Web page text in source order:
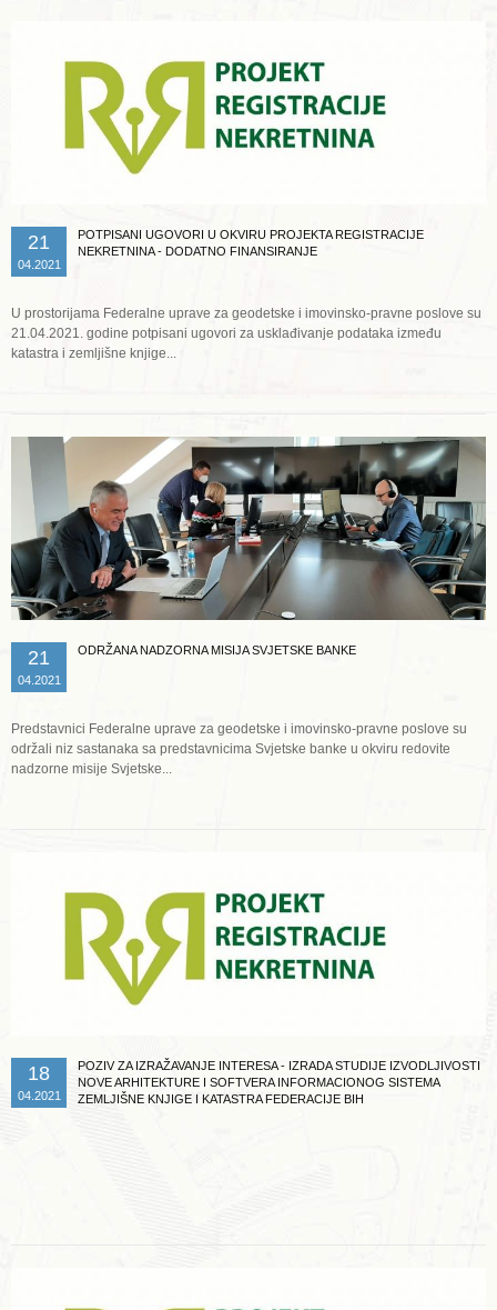
21
04.2021
POTPISANI UGOVORI U OKVIRU PROJEKTA REGISTRACIJE
NEKRETNINA - DODATNO FINANSIRANJE
U prostorijama Federalne uprave za geodetske i imovinsko-pravne poslove su
21.04.2021. godine potpisani ugovori za usklađivanje podataka između
katastra i zemljišne knjige...
21
04.2021
ODRŽANA NADZORNA MISIJA SVJETSKE BANKE
Predstavnici Federalne uprave za geodetske i imovinsko-pravne poslove su
održali niz sastanaka sa predstavnicima Svjetske banke u okviru redovite
nadzorne misije Svjetske...
18
04.2021
POZIV ZA IZRAŽAVANJE INTERESA - IZRADA STUDIJE IZVODLJIVOSTI
NOVE ARHITEKTURE I SOFTVERA INFORMACIONOG SISTEMA
ZEMLJIŠNE KNJIGE I KATASTRA FEDERACIJE BIH